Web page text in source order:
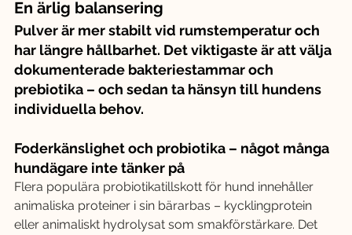
En ärlig balansering
Pulver är mer stabilt vid rumstemperatur och
har längre hållbarhet. Det viktigaste är att välja
dokumenterade bakteriestammar och
prebiotika – och sedan ta hänsyn till hundens
individuella behov.
Foderkänslighet och probiotika – något många
hundägare inte tänker på
Flera populära probiotikatillskott för hund innehåller
animaliska proteiner i sin bärarbas – kycklingprotein
eller animaliskt hydrolysat som smakförstärkare. Det